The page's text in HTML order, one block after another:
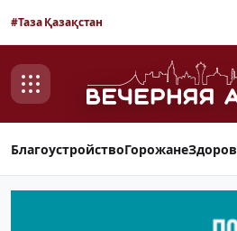
#Таза Қазақстан
БлагоустройствоГорожане